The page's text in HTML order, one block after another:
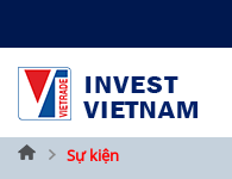
TrangSự kiện